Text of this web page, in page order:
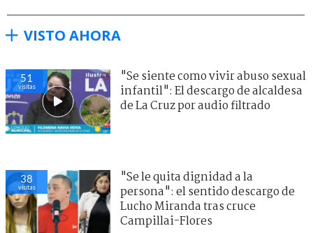
VISTO AHORA
51
visitas
"Se siente como vivir abuso sexual
infantil": El descargo de alcaldesa
de La Cruz por audio filtrado
38
visitas
"Se le quita dignidad a la
persona": el sentido descargo de
Lucho Miranda tras cruce
Campillai-Flores